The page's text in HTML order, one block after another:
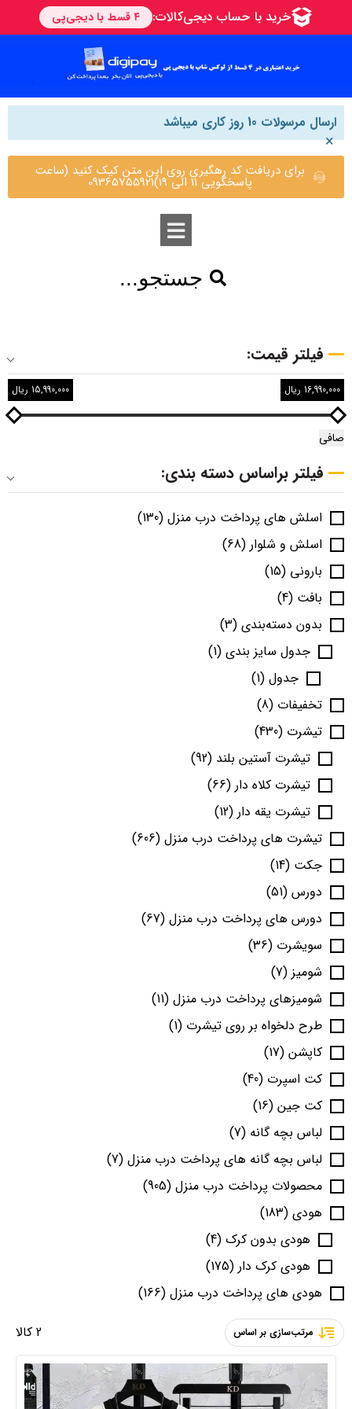
ارسال مرسولات 10 روز کاری میباشد
×
برای دریافت کد رهگیری روی این متن کیک کنید (ساعت
پاسخگویی 11 الی 19)09365755921
جستجو...
فیلتر قیمت:
صافی
15,990,000 ریال 16,990,000 ریال
فیلتر براساس دسته بندی:
اسلش های پرداخت درب منزل (130)
اسلش و شلوار (68)
بارونی (15)
بافت (4)
بدون دسته‌بندی (3)
جدول سایز بندی (1)
جدول (1)
تخفیفات (8)
تیشرت (430)
تیشرت آستین بلند (92)
تیشرت کلاه دار (66)
تیشرت یقه دار (12)
تیشرت های پرداخت درب منزل (606)
جکت (14)
دورس (51)
دورس های پرداخت درب منزل (67)
سویشرت (36)
شومیز (7)
شومیزهای پرداخت درب منزل (11)
طرح دلخواه بر روی تیشرت (1)
کاپشن (17)
کت اسپرت (40)
کت جین (16)
لباس بچه گانه (7)
لباس بچه گانه های پرداخت درب منزل (7)
محصولات پرداخت درب منزل (905)
هودی (183)
هودی بدون کرک (4)
هودی کرک دار (175)
هودی های پرداخت درب منزل (166)
2 کالا
مرتب‌سازی بر اساس